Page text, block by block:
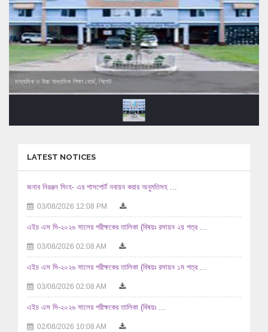
মাধ্যমিক ও উচ্চ মাধ্যমিক শিক্ষা বোর্ড, সিলেট
LATEST NOTICES
জনাব নিরঞ্জন সিংহ- এর পাসপোর্ট নবায়ন করার অনুমতিসহ ...
03/08/2026 12:08 PM
এইচ এস সি-২০২৬ সালের পরীক্ষকের তালিকা (বিষয়ঃ রসায়ন ২য় পত্র ...
03/08/2026 02:08 AM
এইচ এস সি-২০২৬ সালের পরীক্ষকের তালিকা (বিষয়ঃ রসায়ন ১ম পত্র ...
03/08/2026 02:08 AM
এইচ এস সি-২০২৬ সালের পরীক্ষকের তালিকা (বিষয়ঃ ...
02/08/2026 10:08 AM